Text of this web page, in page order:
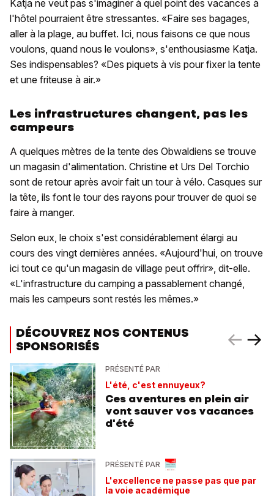
Katja ne veut pas s'imaginer à quel point des vacances à
l'hôtel pourraient être stressantes. «Faire ses bagages,
aller à la plage, au buffet. Ici, nous faisons ce que nous
voulons, quand nous le voulons», s'enthousiasme Katja.
Ses indispensables? «Des piquets à vis pour fixer la tente
et une friteuse à air.»
Les infrastructures changent, pas les
campeurs
A quelques mètres de la tente des Obwaldiens se trouve
un magasin d'alimentation. Christine et Urs Del Torchio
sont de retour après avoir fait un tour à vélo. Casques sur
la tête, ils font le tour des rayons pour trouver de quoi se
faire à manger.
Selon eux, le choix s'est considérablement élargi au
cours des vingt dernières années. «Aujourd'hui, on trouve
ici tout ce qu'un magasin de village peut offrir», dit-elle.
«L'infrastructure du camping a passablement changé,
mais les campeurs sont restés les mêmes.»
DÉCOUVREZ NOS CONTENUS
SPONSORISÉS
PRÉSENTÉ PAR
L'été, c'est ennuyeux?
Ces aventures en plein air
vont sauver vos vacances
d'été
PRÉSENTÉ PAR
L'excellence ne passe pas que par
la voie académique